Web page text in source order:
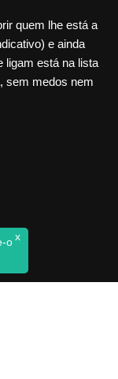
quem lhe está a
e ainda
ligam está na lista
sem medos nem
ox